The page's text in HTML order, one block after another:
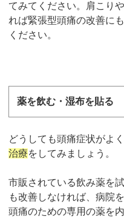
てみてください。肩こり
れば緊張型頭痛の改善に
ください。
薬を飲む・湿布を貼る
どうしても頭痛症状がよ
治療をしてみましょう。
市販されている飲み薬を
も改善しなければ、病院
頭痛のための専用の薬を